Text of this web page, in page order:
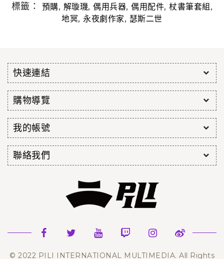
標籤： 預購, 解璇璣,偶用兵器,偶用配件,杖書筆套組 ,
地冥,永夜劇作家, 瑟斯二世
快速連結
購物導覽
我的帳號
聯絡我們
© 2022 PILI INTERNATIONAL MULTIMEDIA. All Rights